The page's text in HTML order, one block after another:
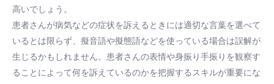
高いでしょう。
患者さんが病気などの症状を訴えるときには適切な言葉を選べて
いるとは限らず、擬音語や擬態語などを使っている場合は誤解が
生じるかもしれません。患者さんの表情や身振り手振りを観察す
ることによって何を訴えているのかを把握するスキルが重要にな